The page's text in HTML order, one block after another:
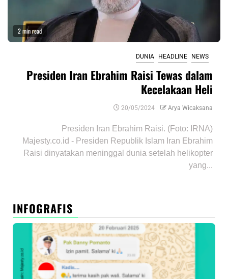
2 min read
DUNIA HEADLINE NEWS
Presiden Iran Ebrahim Raisi Tewas dalam
Kecelakaan Heli
20/05/2024 Arya Wicaksana
Presiden Iran Ebrahim Raisi. (Foto: IRNA)
Majesty.co.id - Presiden Republik Islam Iran Ebrahim
Raisi dinyatakan meninggal dunia setelah helikopter
yang...
INFOGRAFIS